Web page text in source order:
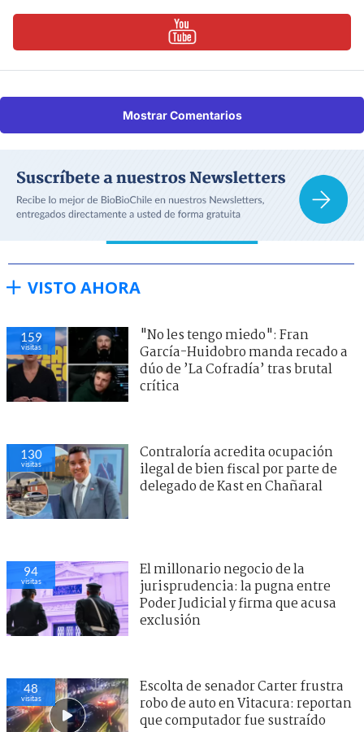
Mostrar Comentarios
VISTO AHORA
159
visitas
"No les tengo miedo": Fran
García-Huidobro manda recado a
dúo de ’La Cofradía’ tras brutal
crítica
130
visitas
Contraloría acredita ocupación
ilegal de bien fiscal por parte de
delegado de Kast en Chañaral
94
visitas
El millonario negocio de la
jurisprudencia: la pugna entre
Poder Judicial y firma que acusa
exclusión
48
visitas
Escolta de senador Carter frustra
robo de auto en Vitacura: reportan
que computador fue sustraído